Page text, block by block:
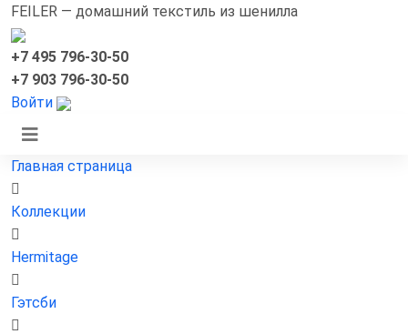
FEILER — домашний текстиль из шенилла
+7 495 796-30-50
+7 903 796-30-50
Войти
Главная страница
Коллекции
Hermitage
Гэтсби